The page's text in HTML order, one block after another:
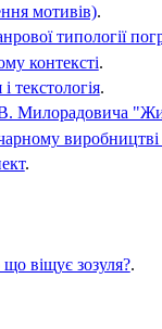
мотивів).
типології
контексті.
текстологія.
Милорадовича
.
віщує зозуля?.